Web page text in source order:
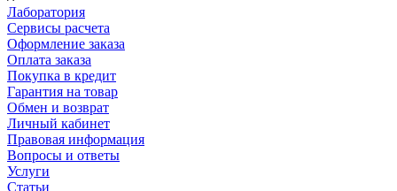
Лаборатория
Сервисы расчета
Оформление заказа
Оплата заказа
Покупка в кредит
Гарантия на товар
Обмен и возврат
Личный кабинет
Правовая информация
Вопросы и ответы
Услуги
Статьи